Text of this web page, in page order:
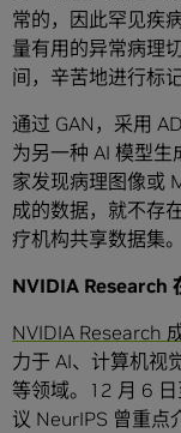
常的，因此罕见疾
量有用的异常病理
间，辛苦地进行标记
通过 GAN，采用
为另一种 AI 模型
家发现病理图像或
成的数据，就不存
疗机构共享数据集。
NVIDIA Research
NVIDIA Research
力于 AI、计算机视
等领域。12 月 6
议 NeurIPS 曾重点